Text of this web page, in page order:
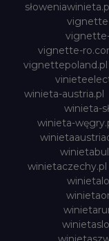
vignette-
vignettepoland.pl
winieta-austria.pl
winieta-
winieta-
winietaczechy.pl